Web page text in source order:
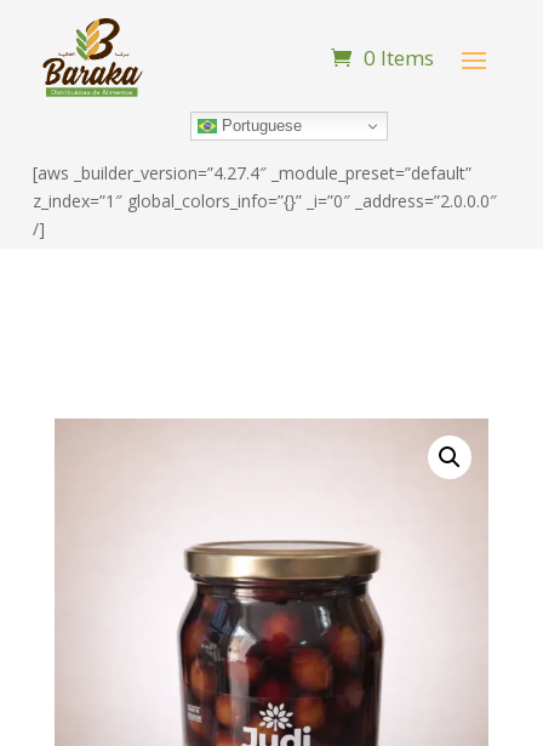
0 Items
Portuguese
[aws _builder_version=”4.27.4″ _module_preset=”default”
z_index=”1″ global_colors_info=”{}” _i=”0″ _address=”2.0.0.0″
/]